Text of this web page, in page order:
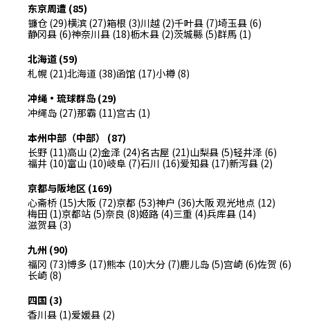
东京周遭 (85)
镰仓 (29)横滨 (27)箱根 (3)川越 (2)千叶县 (7)埼玉县 (6)
静冈县 (6)神奈川县 (18)枥木县 (2)茨城縣 (5)群馬 (1)
北海道 (59)
札幌 (21)北海道 (38)函馆 (17)小樽 (8)
冲绳・琉球群岛 (29)
冲绳岛 (27)那霸 (11)宫古 (1)
本州中部（中部） (87)
长野 (11)高山 (2)金泽 (24)名古屋 (21)山梨县 (5)轻井泽 (6)
福井 (10)富山 (10)岐阜 (7)石川 (16)爱知县 (17)新泻县 (2)
京都与阪地区 (169)
心斋桥 (15)大阪 (72)京都 (53)神户 (36)大阪 观光地点 (12)
梅田 (1)京都站 (5)奈良 (8)姬路 (4)三重 (4)兵库县 (14)
滋贺县 (3)
九州 (90)
福冈 (73)博多 (17)熊本 (10)大分 (7)鹿儿岛 (5)宫崎 (6)佐贺 (6)
长崎 (8)
四国 (3)
香川县 (1)爱媛县 (2)